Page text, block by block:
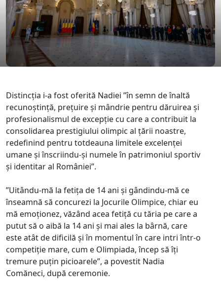
Distincția i-a fost oferită Nadiei ”în semn de înaltă
recunoștință, prețuire și mândrie pentru dăruirea și
profesionalismul de excepție cu care a contribuit la
consolidarea prestigiului olimpic al țării noastre,
redefinind pentru totdeauna limitele excelenței
umane și înscriindu-și numele în patrimoniul sportiv
și identitar al României”.
”Uitându-mă la fetița de 14 ani și gândindu-mă ce
înseamnă să concurezi la Jocurile Olimpice, chiar eu
mă emoționez, văzând acea fetiță cu tăria pe care a
putut să o aibă la 14 ani și mai ales la bârnă, care
este atât de dificilă și în momentul în care intri într-o
competiție mare, cum e Olimpiada, încep să îți
tremure puțin picioarele”, a povestit Nadia
Comăneci, după ceremonie.